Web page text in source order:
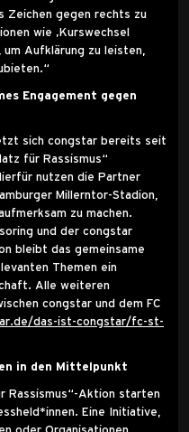
Zeichen gegen rechts zu
wie ‚Kurswechsel
Aufklärung zu leisten,
Engagement gegen
sich congstar bereits seit
für Rassismus“
nutzen die Partner
Millerntor-Stadion,
zu machen.
und der congstar
bleibt das gemeinsame
Themen ein
Alle weiteren
congstar und dem FC
das-ist-congstar/fc-st-
in den Mittelpunkt
Rassismus“-Aktion starten
Eine Initiative,
oder Organisationen